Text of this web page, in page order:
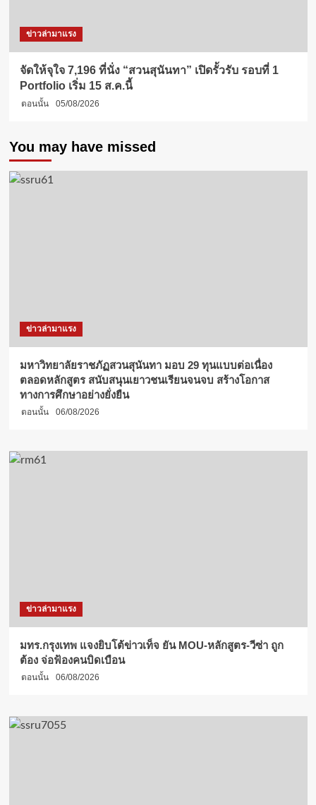
ข่าวล่ามาแรง
จัดให้จุใจ 7,196 ที่นั่ง “สวนสุนันทา” เปิดรั้วรับ รอบที่ 1
Portfolio เริ่ม 15 ส.ค.นี้
ตอนนั้น 05/08/2026
You may have missed
ข่าวล่ามาแรง
มหาวิทยาลัยราชภัฏสวนสุนันทา มอบ 29 ทุนแบบต่อเนื่อง
ตลอดหลักสูตร สนับสนุนเยาวชนเรียนจนจบ สร้างโอกาส
ทางการศึกษาอย่างยั่งยืน
ตอนนั้น 06/08/2026
ข่าวล่ามาแรง
มทร.กรุงเทพ แจงยิบโต้ข่าวเท็จ ยัน MOU-หลักสูตร-วีซ่า ถูก
ต้อง จ่อฟ้องคนบิดเบือน
ตอนนั้น 06/08/2026